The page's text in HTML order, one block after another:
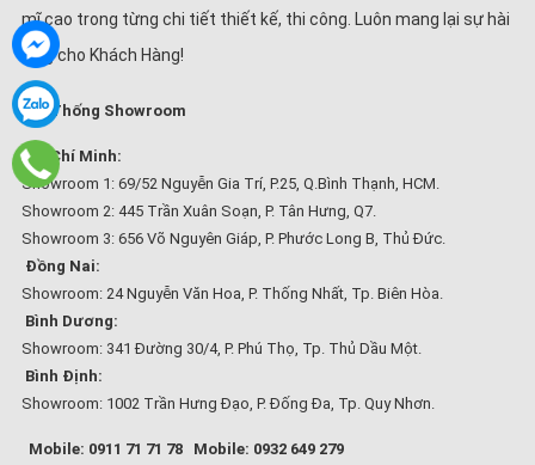
mĩ cao trong từng chi tiết thiết kế, thi công. Luôn mang lại sự hài
lòng cho Khách Hàng!
Hệ Thống Showroom
Hồ Chí Minh:
Showroom 1: 69/52 Nguyễn Gia Trí, P.25, Q.Bình Thạnh, HCM.
Showroom 2: 445 Trần Xuân Soạn, P. Tân Hưng, Q7.
Showroom 3: 656 Võ Nguyên Giáp, P. Phước Long B, Thủ Đức.
Đồng Nai:
Showroom: 24 Nguyễn Văn Hoa, P. Thống Nhất, Tp. Biên Hòa.
Bình Dương:
Showroom: 341 Đường 30/4, P. Phú Thọ, Tp. Thủ Dầu Một.
Bình Định:
Showroom: 1002 Trần Hưng Đạo, P. Đống Đa, Tp. Quy Nhơn.
Mobile: 0911 71 71 78
Mobile: 0932 649 279